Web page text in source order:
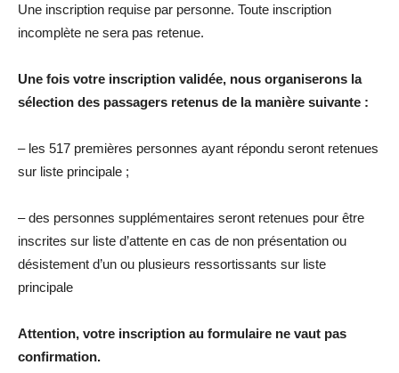
Une inscription requise par personne. Toute inscription
incomplète ne sera pas retenue.
Une fois votre inscription validée, nous organiserons la
sélection des passagers retenus de la manière suivante :
– les 517 premières personnes ayant répondu seront retenues
sur liste principale ;
– des personnes supplémentaires seront retenues pour être
inscrites sur liste d’attente en cas de non présentation ou
désistement d’un ou plusieurs ressortissants sur liste
principale
Attention, votre inscription au formulaire ne vaut pas
confirmation.